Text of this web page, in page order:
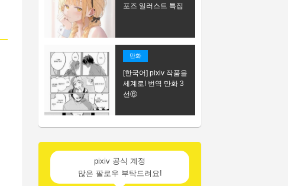
포즈 일러스트 특집
만화
[한국어] pixiv 작품을
세계로! 번역 만화 3
선⑥
pixiv 공식 계정
많은 팔로우 부탁드려요!